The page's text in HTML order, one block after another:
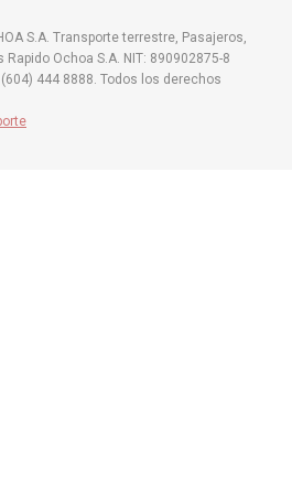
S.A. Transporte terrestre, Pasajeros,
Ochoa S.A. NIT: 890902875-8
444 8888. Todos los derechos